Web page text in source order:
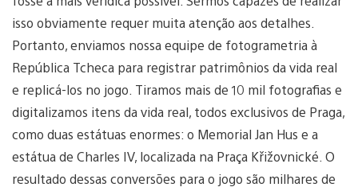
isso obviamente requer muita atenção aos detalhes.
Portanto, enviamos nossa equipe de fotogrametria à
República Tcheca para registrar patrimônios da vida real
e replicá-los no jogo. Tiramos mais de 10 mil fotografias e
digitalizamos itens da vida real, todos exclusivos de Praga,
como duas estátuas enormes: o Memorial Jan Hus e a
estátua de Charles IV, localizada na Praça Křižovnické. O
resultado dessas conversões para o jogo são milhares de